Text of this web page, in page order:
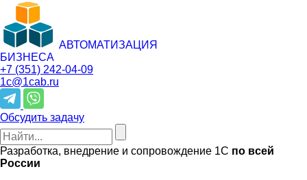
АВТОМАТИЗАЦИЯ
БИЗНЕСА
+7 (351) 242-04-09
1c@1cab.ru
Обсудить задачу
Разработка, внедрение и сопровождение 1С по всей
России